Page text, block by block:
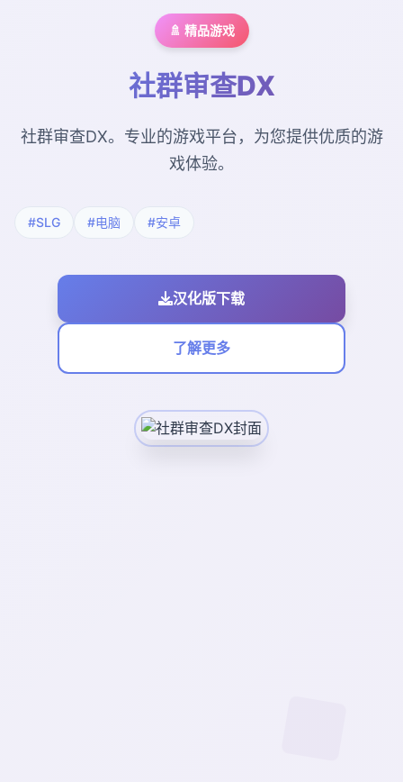
🚿 精品游戏
社群审查DX
社群审查DX。专业的游戏平台，为您提供优质的游
戏体验。
#SLG #电脑 #安卓
汉化版下载
了解更多